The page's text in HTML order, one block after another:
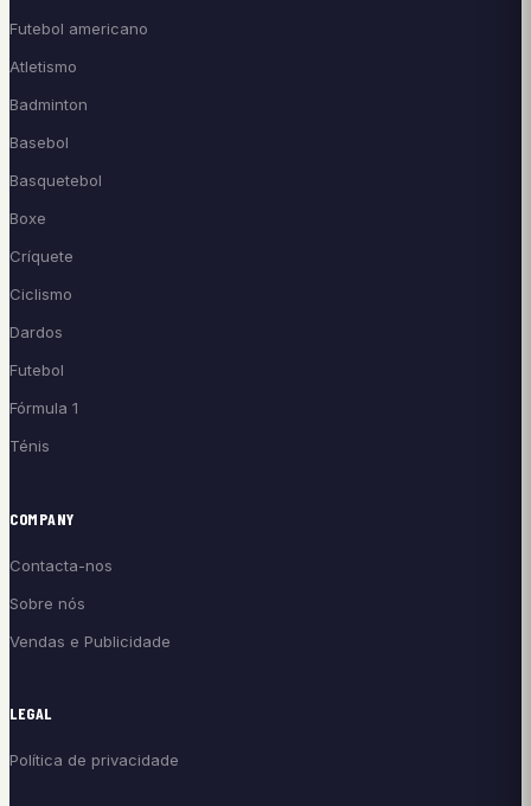
Futebol americano
Atletismo
Badminton
Basebol
Basquetebol
Boxe
Críquete
Ciclismo
Dardos
Futebol
Fórmula 1
Ténis
COMPANY
Contacta-nos
Sobre nós
Vendas e Publicidade
LEGAL
Política de privacidade